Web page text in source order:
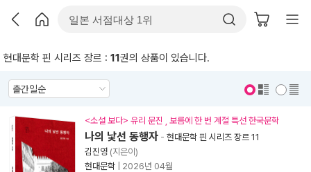
현대문학 핀 시리즈 장르 : 11권의 상품이 있습니다.
<소설 보다> 유리 문진 , 보름에 한 번 계절 특선 한국문학
나의 낯선 동행자 - 현대문학 핀 시리즈 장르 11
김진영 (지은이)
현대문학
2026년 04월